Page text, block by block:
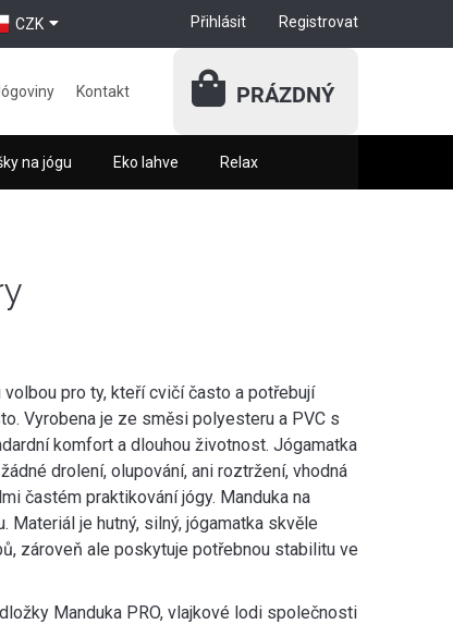
Přihlásit Registrovat
CZK
Kontakt PRÁZDNÝ
na jógu Eko lahve Relax
pro ty, kteří cvičí často a potřebují
Vyrobena je ze směsi polyesteru a PVC s
komfort a dlouhou životnost. Jógamatka
drolení, olupování, ani roztržení, vhodná
častém praktikování jógy. Manduka na
je hutný, silný, jógamatka skvěle
zároveň ale poskytuje potřebnou stabilitu ve
Manduka PRO, vlajkové lodi společnosti